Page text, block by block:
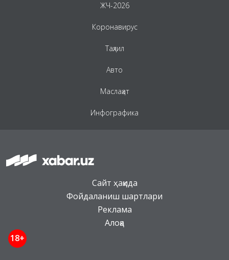
ЖЧ-2026
Коронавирус
Таҳлил
Авто
Маслаҳат
Инфографика
Сайт ҳақида
Фойдаланиш шартлари
Реклама
Алоқа
18+